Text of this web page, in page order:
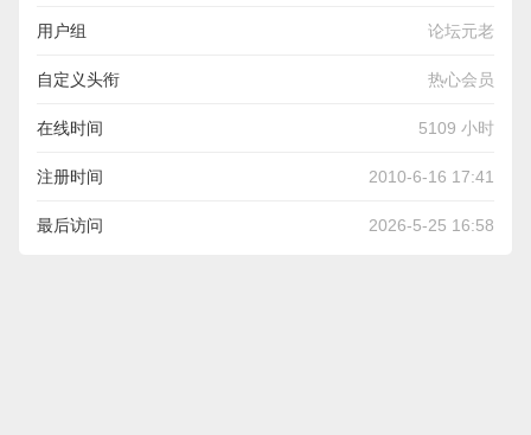
用户组 论坛元老
自定义头衔 热心会员
在线时间 5109 小时
注册时间 2010-6-16 17:41
最后访问 2026-5-25 16:58